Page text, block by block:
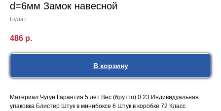
d=6мм Замок навесной
Булат
486 р.
В корзину
Материал Чугун Гарантия 5 лет Вес (брутто) 0.23 Индивидуальная
упаковка Блистер Штук в минибоксе 6 Штук в коробке 72 Класс